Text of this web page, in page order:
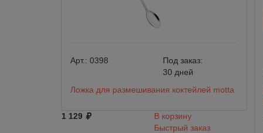
Арт.: 0398
Под заказ:
30 дней
Ложка для размешивания коктейлей motta
1 129
В корзину
Быстрый заказ